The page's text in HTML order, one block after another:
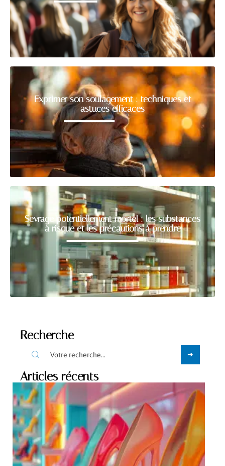
Exprimer son soulagement : techniques et
astuces efficaces
Sevrage potentiellement mortel : les substances
à risque et les précautions à prendre
Recherche
Articles récents